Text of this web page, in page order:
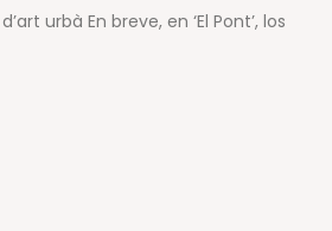
urbà En breve, en ‘El Pont’, los